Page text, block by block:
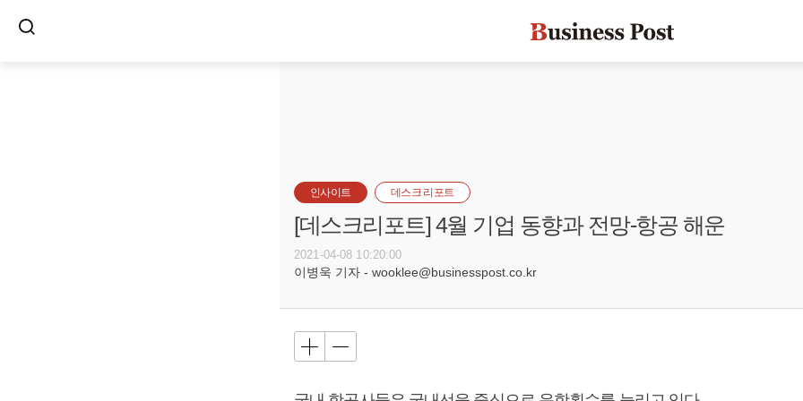
인사이트 데스크 리포트
[데스크리포트] 4월 기업 동향과 전망-항공 해운
2021-04-08 10:20:00
이병욱 기자 - wooklee@businesspost.co.kr